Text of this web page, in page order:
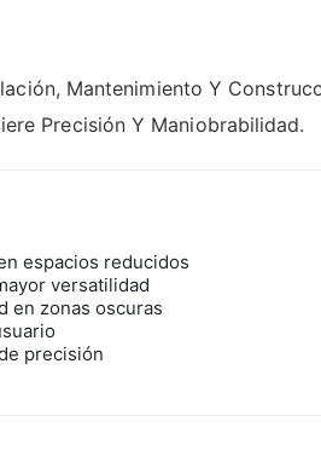
Mantenimiento Y
Precisión Y Maniobrabilidad.
espacios reducidos
versatilidad
en zonas oscuras
precisión